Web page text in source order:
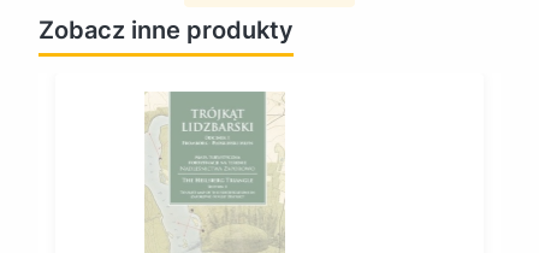
Zobacz inne produkty